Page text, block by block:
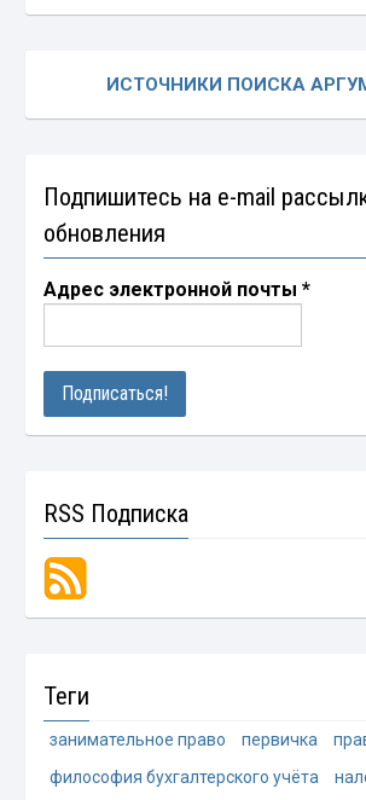
ИСТОЧНИКИ ПОИСКА
Подпишитесь на e-mail
обновления
Адрес электронной почты*
RSS Подписка
Теги
занимательное право первичка
философия бухгалтерского учёта